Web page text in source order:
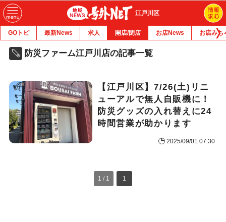
江戸川区
GOトピ 最新News 求人 開店/閉店 お店News お店みち
防災ファーム江戸川店の記事一覧
【江戸川区】7/26(土)リニ
ューアルで無人自販機に！
防災グッズの入れ替えに24
時間営業が助かります
2025/09/01 07:30
1 / 1 1